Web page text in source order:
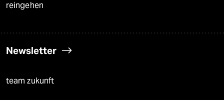
reingehen
Newsletter
team zukunft